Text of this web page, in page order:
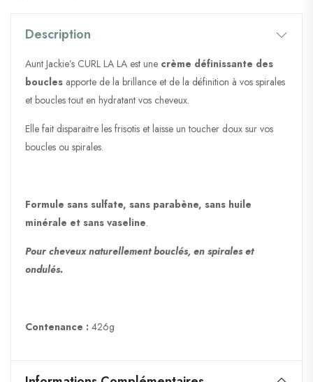
Description
Aunt Jackie’s CURL LA LA est une crème définissante des
boucles apporte de la brillance et de la définition à vos spirales
et boucles tout en hydratant vos cheveux.
Elle fait disparaitre les frisotis et laisse un toucher doux sur vos
boucles ou spirales.
Formule sans sulfate, sans parabène, sans huile
minérale et sans vaseline.
Pour cheveux naturellement bouclés, en spirales et
ondulés.
Contenance : 426g